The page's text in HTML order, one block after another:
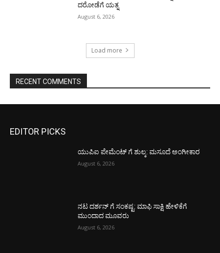
ದರೋಡೆಗೆ ಯತ್ನ
August 6, 2026
Load more
RECENT COMMENTS
EDITOR PICKS
ಯುಪಿಐ ಪೇಮೆಂಟ್ ಗೆ ಶುಲ್ಕ: ಮಸೂದೆ ಅಂಗೀಕಾರ
August 6, 2026
ನಟ ದರ್ಶನ್ ಗೆ ಸಂಕಷ್ಟ: ಮಾಫಿ ಸಾಕ್ಷಿ ಹೇಳಿಕೆಗೆ
ಮುಂದಾದ ಮೂವರು
August 6, 2026